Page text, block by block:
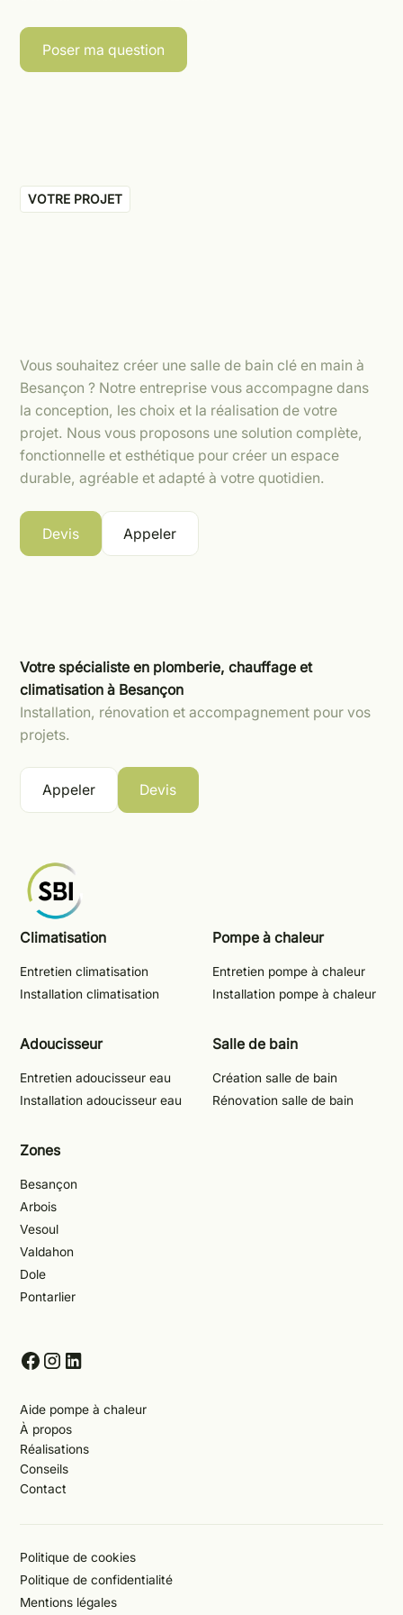
Poser ma question
VOTRE PROJET
Vous souhaitez créer une salle de bain clé en main à
Besançon ? Notre entreprise vous accompagne dans
la conception, les choix et la réalisation de votre
projet. Nous vous proposons une solution complète,
fonctionnelle et esthétique pour créer un espace
durable, agréable et adapté à votre quotidien.
Devis Appeler
Votre spécialiste en plomberie, chauffage et
climatisation à Besançon
Installation, rénovation et accompagnement pour vos
projets.
Appeler Devis
Climatisation
Entretien climatisation
Installation climatisation
Pompe à chaleur
Entretien pompe à chaleur
Installation pompe à chaleur
Adoucisseur
Entretien adoucisseur eau
Installation adoucisseur eau
Salle de bain
Création salle de bain
Rénovation salle de bain
Zones
Besançon
Arbois
Vesoul
Valdahon
Dole
Pontarlier
Aide pompe à chaleur
À propos
Réalisations
Conseils
Contact
Politique de cookies
Politique de confidentialité
Mentions légales